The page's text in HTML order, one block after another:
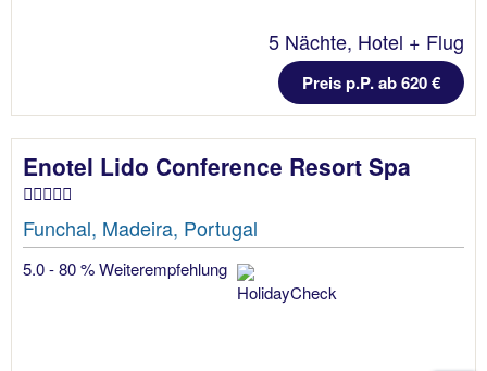
5 Nächte, Hotel + Flug
Preis p.P. ab 620 €
Enotel Lido Conference Resort Spa
Funchal, Madeira, Portugal
5.0 - 80 % Weiterempfehlung